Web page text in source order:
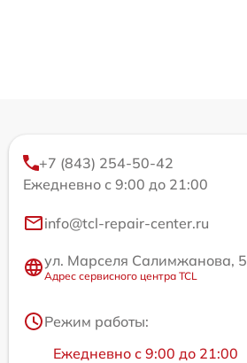
+7 (843) 254-50-42
Ежедневно с 9:00 до 21:00
info@tcl-repair-center.ru
ул. Марселя Салимжанова, 5
Адрес сервисного центра TCL
Режим работы:
Ежедневно с 9:00 до 21:00